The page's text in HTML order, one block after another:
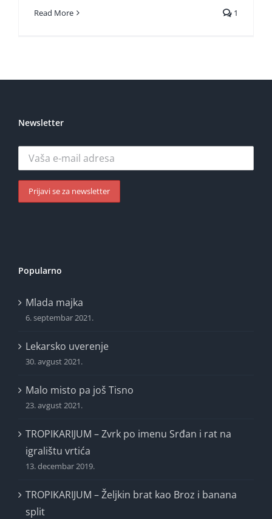
Read More 1
Newsletter
Popularno
Mlada majka
6. septembar 2021.
Lekarsko uverenje
30. avgust 2021.
Malo misto pa još Tisno
23. avgust 2021.
TROPIKARIJUM – Zvrk po imenu Srđan i rat na
igralištu vrtića
13. decembar 2019.
TROPIKARIJUM – Željkin brat kao Broz i banana
split